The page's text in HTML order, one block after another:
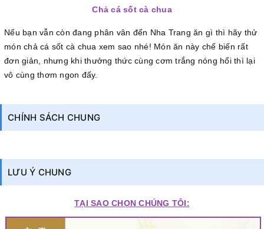
Chả cá sốt cà chua
Nếu bạn vẫn còn đang phân vân đến Nha Trang ăn gì thì hãy thử
món chả cá sốt cà chua xem sao nhé! Món ăn này chế biến rất
đơn giản, nhưng khi thưởng thức cùng cơm trắng nóng hổi thì lại
vô cùng thơm ngon đấy.
CHÍNH SÁCH CHUNG
LƯU Ý CHUNG
TẠI SAO CHỌN CHÚNG TÔI: